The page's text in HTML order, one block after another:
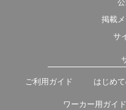
掲載
サ
ご利用ガイド はじめ
ワーカー用ガイド